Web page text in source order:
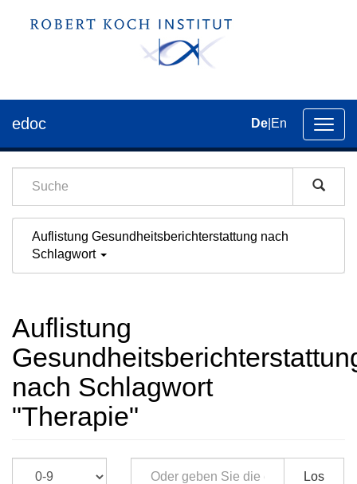
der
edoc De En
Auflistung Gesundheitsberichterstattung nach
Schlagwort
Auflistung
nach Schlagwort
"Therapie"
Los